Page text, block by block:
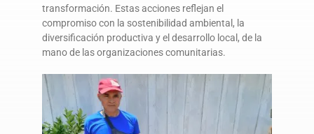
transformación. Estas acciones reflejan el
compromiso con la sostenibilidad ambiental, la
diversificación productiva y el desarrollo local, de la
mano de las organizaciones comunitarias.